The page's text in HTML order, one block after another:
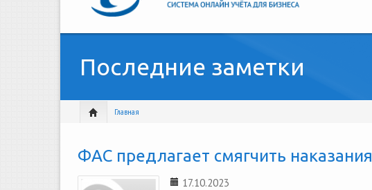
Последние заметки
Главная
ФАС предлагает смягчить
17.10.2023